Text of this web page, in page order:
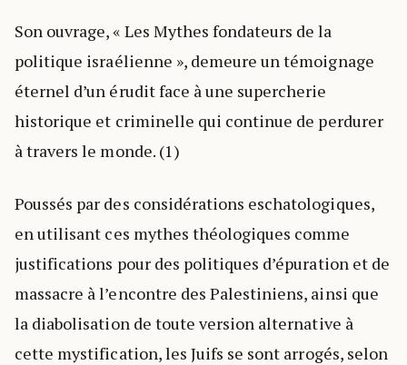
Son ouvrage, « Les Mythes fondateurs de la
politique israélienne », demeure un témoignage
éternel d’un érudit face à une supercherie
historique et criminelle qui continue de perdurer
à travers le monde. (1)
Poussés par des considérations eschatologiques,
en utilisant ces mythes théologiques comme
justifications pour des politiques d’épuration et de
massacre à l’encontre des Palestiniens, ainsi que
la diabolisation de toute version alternative à
cette mystification, les Juifs se sont arrogés, selon